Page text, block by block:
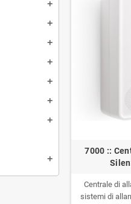
7000 ::
Centrale di
sistemi di